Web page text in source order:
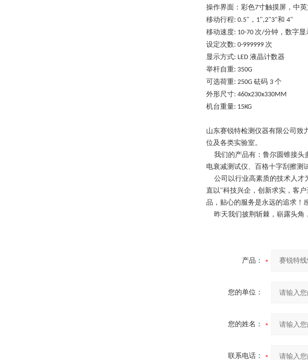
操作界面：彩色7寸触摸屏，中英
移动行程: 0.5"， 1",2"3"和 4"
移动速度: 10-70 次/分钟，数字显
设定次数: 0-999999 次
显示方式: LED 液晶计数器
举杆自重: 350G
可选荷重: 250G 砝码 3 个
外形尺寸: 460x230x330MM
机台重量: 15KG
山东赛锐特检测仪器有限公司致
位及各类实验室。
我们的产品有：鲁尔圆锥接头
电衰减测试仪、百格十字刮擦测
公司以行业高素质的技术人才
直以"科技兴企，创新求实，客
品，贴心的服务是永远的追求！
昨天我们披荆斩棘，崭露头角
产品：
您的单位：
您的姓名：
联系电话：